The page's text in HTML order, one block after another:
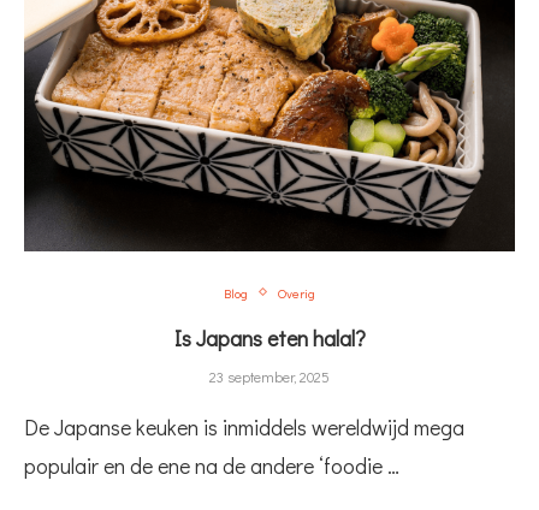
Blog Overig
Is Japans eten halal?
23 september, 2025
De Japanse keuken is inmiddels wereldwijd mega
populair en de ene na de andere ‘foodie …